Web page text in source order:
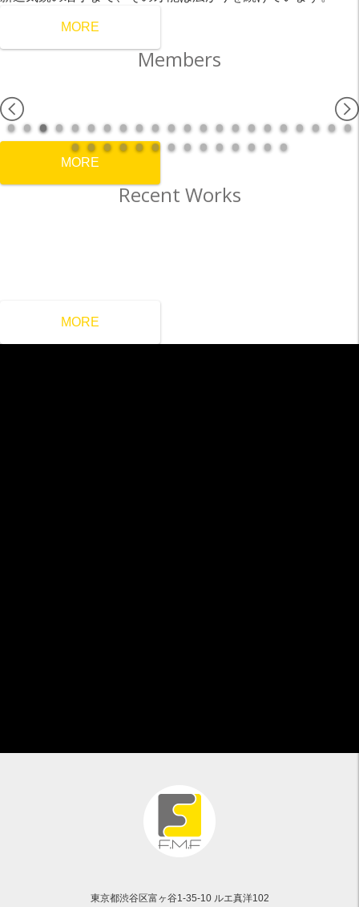
MORE
Members
MORE
Recent Works
MORE
東京都渋谷区富ヶ谷1-35-10 ルエ真洋102